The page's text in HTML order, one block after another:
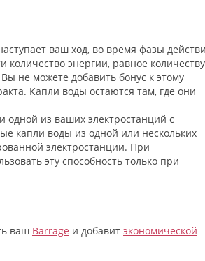
ваш ход, во время фазы
энергии, равное количеству
не можете добавить бонус к этому
Капли воды остаются там, где они
одной из ваших электростанций с
капли воды из одной или нескольких
электростанции. При
эту способность только при
ваш Barrage и добавит экономической